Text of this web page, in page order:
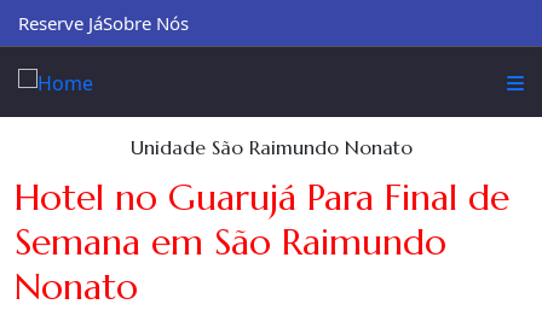
Reserve JáSobre Nós
Unidade São Raimundo Nonato
Hotel no Guarujá Para Final de
Semana em São Raimundo
Nonato